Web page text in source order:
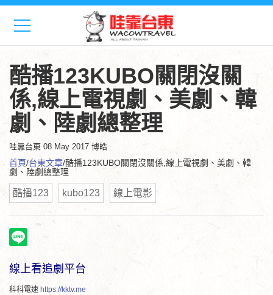
酷播123KUBO關閉沒關
係,線上電視劇、美劇、韓
劇、陸劇總整理
哇靠台東 08 May 2017 博皓
首頁/台東文章/酷播123KUBO關閉沒關係,線上電視劇、美劇、韓
劇、陸劇總整理
酷播123 kubo123 線上電影
線上看追劇平台
科科電速 https://kktv.me